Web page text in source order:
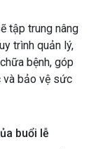
tập trung nâng
trình quản lý,
bệnh, góp
và bảo vệ sức
buổi lễ